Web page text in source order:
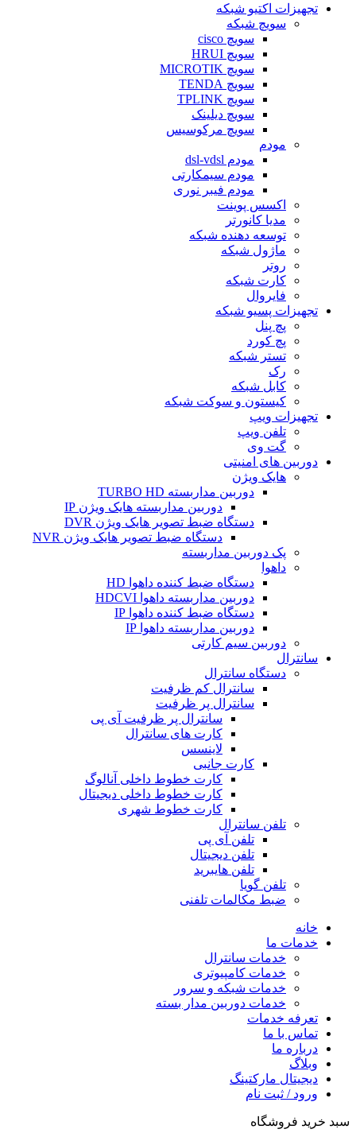
تجهیزات اکتیو شبکه
سویچ شبکه
سویچ cisco
سویچ HRUI
سویچ MICROTIK
سویچ TENDA
سویچ TPLINK
سویچ دیلینک
سویچ مرکوسیس
مودم
مودم dsl-vdsl
مودم سیمکارتی
مودم فیبر نوری
اکسس پوینت
مدیا کانورتر
توسعه دهنده شبکه
ماژول شبکه
روتر
کارت شبکه
فایروال
تجهیزات پسیو شبکه
پچ پنل
پچ کورد
تستر شبکه
رک
کابل شبکه
کیستون و سوکت شبکه
تجهیزات ویپ
تلفن ویپ
گت وی
دوربین های امنیتی
هایک ویژن
دوربین مداربسته TURBO HD
دوربین مداربسته هایک ویژن IP
دستگاه ضبط تصویر هایک ویژن DVR
دستگاه ضبط تصویر هایک ویژن NVR
پک دوربین مداربسته
داهوا
دستگاه ضبط کننده داهوا HD
دوربین مداربسته داهوا HDCVI
دستگاه ضبط کننده داهوا IP
دوربین مداربسته داهوا IP
دوربین سیم کارتی
سانترال
دستگاه سانترال
سانترال کم ظرفیت
سانترال پر ظرفیت
سانترال پر ظرفیت آی پی
کارت های سانترال
لاینسس
کارت جانبی
کارت خطوط داخلی آنالوگ
کارت خطوط داخلی دیجیتال
کارت خطوط شهری
تلفن سانترال
تلفن آی پی
تلفن دیجیتال
تلفن هایبرید
تلفن گویا
ضبط مکالمات تلفنی
خانه
خدمات ما
خدمات سانترال
خدمات کامپیوتری
خدمات شبکه و سرور
خدمات دوربین مدار بسته
تعرفه خدمات
تماس با ما
درباره ما
وبلاگ
دیجیتال مارکتینگ
ورود / ثبت نام
سبد خرید فروشگاه